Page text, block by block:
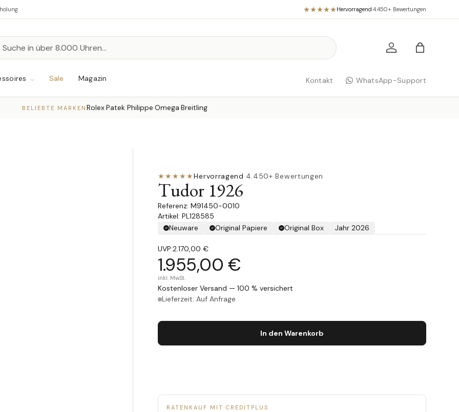
Hervorragend·4.450+ Bewertungen
Einloggen
Sale Magazin Kontakt WhatsApp-Support
BELIEBTE MARKEN Rolex·Patek Philippe·Omega·Breitling
★★★★★Hervorragend·4.450+ Bewertungen
Tudor 1926
M91450-0010
Artikel: PL128585
Neuware
Original Papiere Original Box Jahr 2026
UVP:2.170,00 €
1.955,00 €
inkl. MwSt.
Kostenloser Versand — 100 % versichert
Lieferzeit: Auf Anfrage
In den Warenkorb
RATENKAUF MIT CREDITPLUS